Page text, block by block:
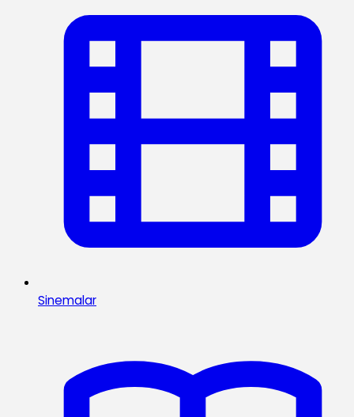
Sinemalar